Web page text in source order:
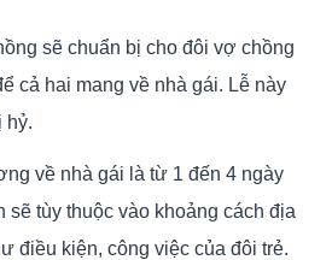
sẽ chuẩn bị cho đôi vợ chồng
cả hai mang về nhà gái. Lễ này
hỷ.
về nhà gái là từ 1 đến 4 ngày
tùy thuộc vào khoảng cách địa
điều kiện, công việc của đôi trẻ.